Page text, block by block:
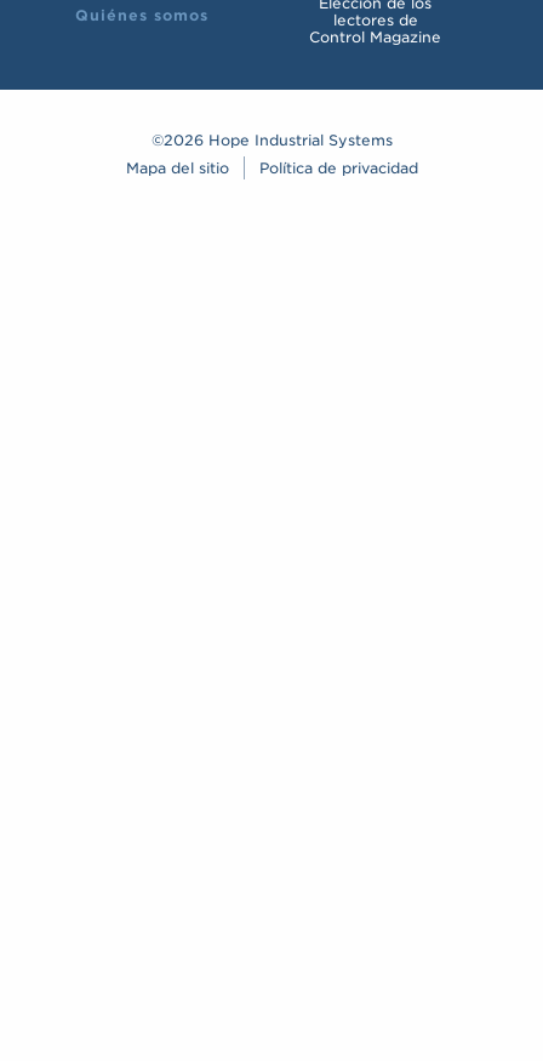
Quiénes somos
lectores de
Control Magazine
©2026 Hope Industrial Systems
Mapa del sitio
Política de privacidad